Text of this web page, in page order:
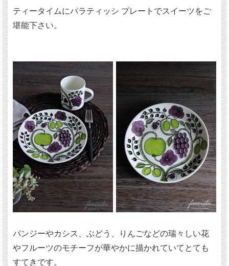
ティータイムにパラティッシ プレートでスイーツをご
堪能下さい。
パンジーやカシス、ぶどう、りんごなどの瑞々しい花
やフルーツのモチーフが華やかに描かれていてとても
すてきです。